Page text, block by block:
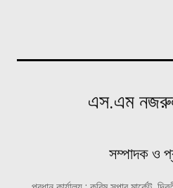
এস.এম
সম্পাদক ও